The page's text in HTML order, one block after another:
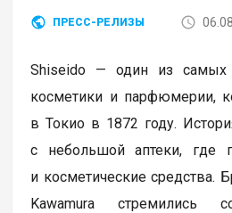
ПРЕСС-РЕЛИЗЫ
Shiseido — один из самых
косметики и парфюмерии,
в Токио в 1872 году.
с небольшой аптеки, где
и косметические средства.
Kawamura стремились